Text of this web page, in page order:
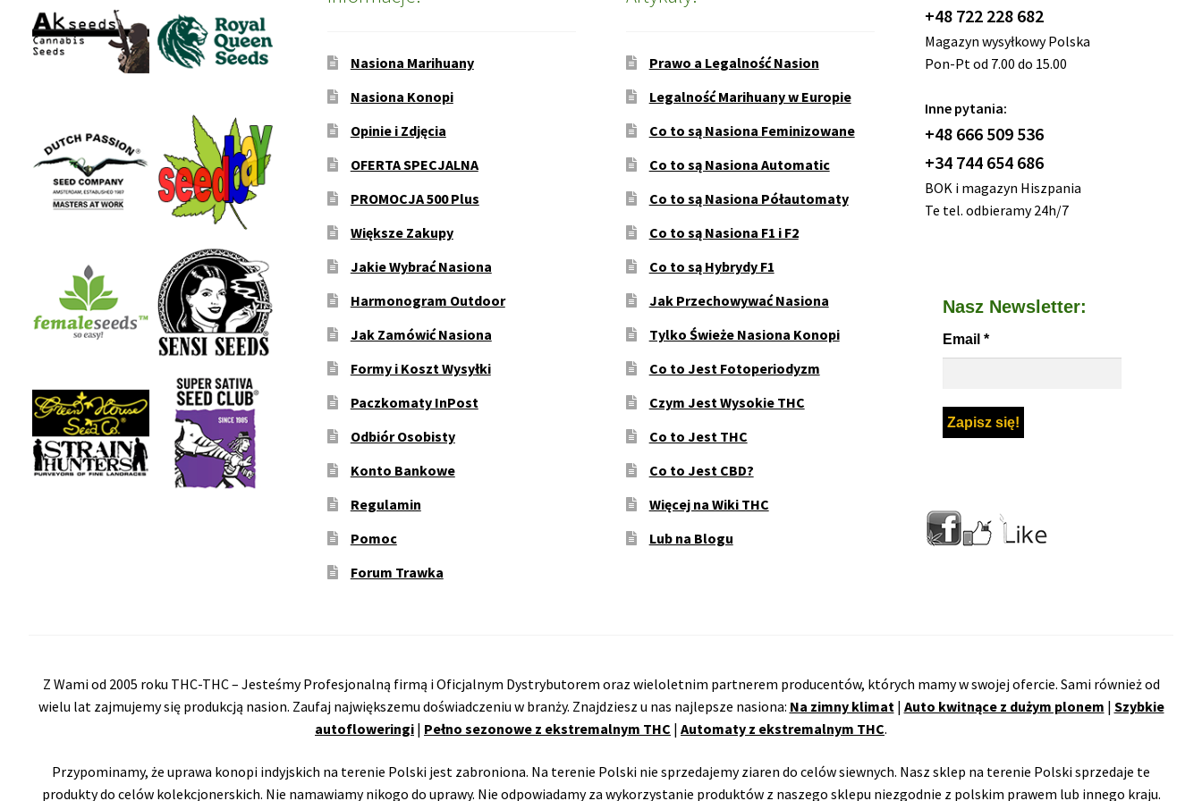
Nasiona Marihuany
Nasiona Konopi
Opinie i Zdjęcia
OFERTA SPECJALNA
PROMOCJA 500 Plus
Większe Zakupy
Jakie Wybrać Nasiona
Harmonogram Outdoor
Jak Zamówić Nasiona
Formy i Koszt Wysyłki
Paczkomaty InPost
Odbiór Osobisty
Konto Bankowe
Regulamin
Pomoc
Forum Trawka
Prawo a Legalność Nasion
Legalność Marihuany w Europie
Co to są Nasiona Feminizowane
Co to są Nasiona Automatic
Co to są Nasiona Półautomaty
Co to są Nasiona F1 i F2
Co to są Hybrydy F1
Jak Przechowywać Nasiona
Tylko Świeże Nasiona Konopi
Co to Jest Fotoperiodyzm
Czym Jest Wysokie THC
Co to Jest THC
Co to Jest CBD?
Więcej na Wiki THC
Lub na Blogu
+48 722 228 682
Magazyn wysyłkowy Polska
Pon-Pt od 7.00 do 15.00
Inne pytania:
+48 666 509 536
+34 744 654 686
BOK i magazyn Hiszpania
Te tel. odbieramy 24h/7
Nasz Newsletter:
Email *
Z Wami od 2005 roku THC-THC – Jesteśmy Profesjonalną firmą i Oficjalnym Dystrybutorem oraz wieloletnim partnerem producentów, których mamy w swojej ofercie. Sami również od
wielu lat zajmujemy się produkcją nasion. Zaufaj największemu doświadczeniu w branży. Znajdziesz u nas najlepsze nasiona: Na zimny klimat| Auto kwitnące z dużym plonem | Szybkie
autofloweringi | Pełno sezonowe z ekstremalnym THC | Automaty z ekstremalnym THC.
Przypominamy, że uprawa konopi indyjskich na terenie Polski jest zabroniona. Na terenie Polski nie sprzedajemy ziaren do celów siewnych. Nasz sklep na terenie Polski sprzedaje te
produkty do celów kolekcjonerskich. Nie namawiamy nikogo do uprawy. Nie odpowiadamy za wykorzystanie produktów z naszego sklepu niezgodnie z polskim prawem lub innego kraju.